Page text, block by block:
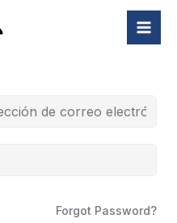
Forgot Password?